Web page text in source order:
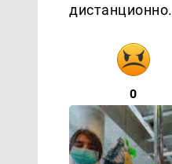
дистанционно.
0